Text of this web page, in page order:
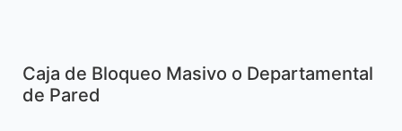
Caja de Bloqueo Masivo o Departamental
de Pared